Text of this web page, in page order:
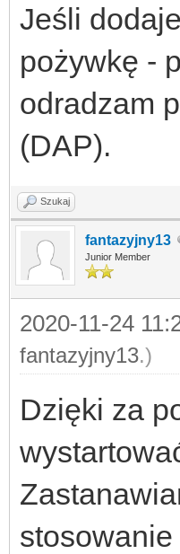
Jeśli
pożywkę -
odradzam
(DAP).
Szukaj
fantazyjny13
Junior Member
2020-11-24
fantazyjny13.)
Dzięki za